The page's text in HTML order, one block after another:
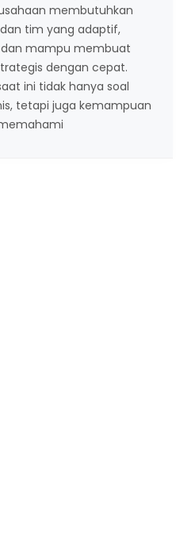
membutuhkan
tim yang adaptif,
mampu membuat
dengan cepat.
ini tidak hanya soal
tetapi juga kemampuan